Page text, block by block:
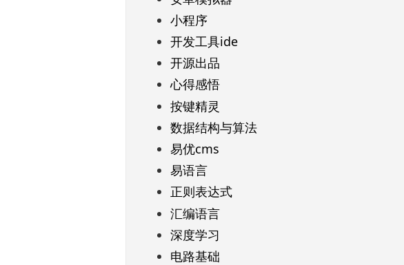
小程序
开发工具ide
开源出品
心得感悟
按键精灵
数据结构与算法
易优cms
易语言
正则表达式
汇编语言
深度学习
电路基础